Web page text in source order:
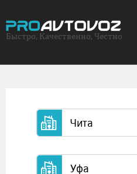
Быстро, Качественно, Честно